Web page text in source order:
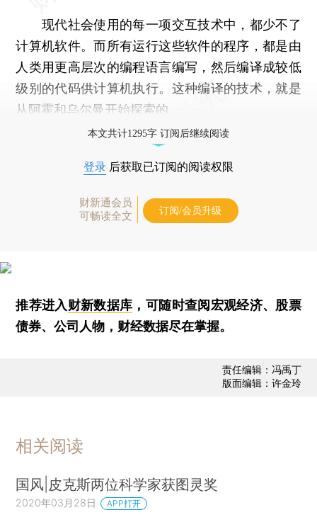
现代社会使用的每一项交互技术中，都少不了
计算机软件。而所有运行这些软件的程序，都是由
人类用更高层次的编程语言编写，然后编译成较低
级别的代码供计算机执行。这种编译的技术，就是
从阿霍和乌尔曼开始探索的。
本文共计1295字 订阅后继续阅读
登录 后获取已订阅的阅读权限
财新通会员
可畅读全文
订阅/会员升级
推荐进入财新数据库 ，可随时查阅宏观经济、股票
债券、公司人物，财经数据尽在掌握。
责任编辑：冯禹丁
版面编辑：许金玲
相关阅读
国风|皮克斯两位科学家获图灵奖
2020年03月28日 APP打开